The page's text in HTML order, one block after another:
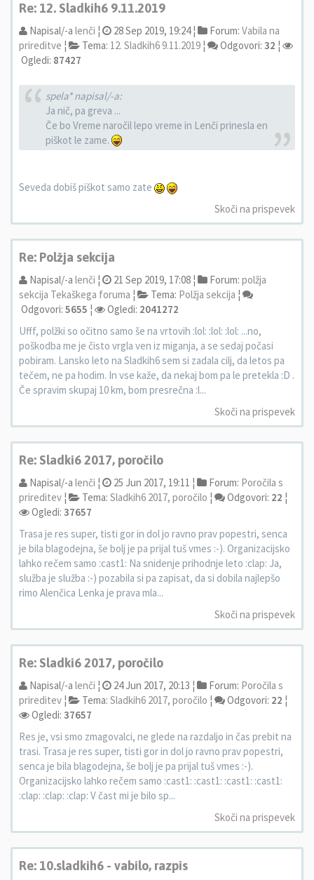
Re: 12. Sladkih6 9.11.2019
Napisal/-a lenči ¦ 28 Sep 2019, 19:24 ¦ Forum: Vabila na
prireditve ¦ Tema: 12. Sladkih6 9.11.2019 ¦ Odgovori: 32 ¦
Ogledi: 87427
spela* napisal/-a:
Ja nič, pa greva ...
Če bo Vreme naročil lepo vreme in Lenči prinesla en
piškot le zame.
Seveda dobiš piškot samo zate
Skoči na prispevek
Re: Polžja sekcija
Napisal/-a lenči ¦ 21 Sep 2019, 17:08 ¦ Forum: polžja
sekcija Tekaškega foruma ¦ Tema: Polžja sekcija ¦
Odgovori: 5655 ¦ Ogledi: 2041272
Ufff, polžki so očitno samo še na vrtovih :lol: :lol: :lol: ...no,
poškodba me je čisto vrgla ven iz miganja, a se sedaj počasi
pobiram. Lansko leto na Sladkih6 sem si zadala cilj, da letos pa
tečem, ne pa hodim. In vse kaže, da nekaj bom pa le pretekla :D .
Če spravim skupaj 10 km, bom presrečna :l...
Skoči na prispevek
Re: Sladki6 2017, poročilo
Napisal/-a lenči ¦ 25 Jun 2017, 19:11 ¦ Forum: Poročila s
prireditev ¦ Tema: Sladkih6 2017, poročilo ¦ Odgovori: 22 ¦
Ogledi: 37657
Trasa je res super, tisti gor in dol jo ravno prav popestri, senca
je bila blagodejna, še bolj je pa prijal tuš vmes :-). Organizacijsko
lahko rečem samo :cast1: Na snidenje prihodnje leto :clap: Ja,
služba je služba :-) pozabila si pa zapisat, da si dobila najlepšo
rimo Alenčica Lenka je prava mla...
Skoči na prispevek
Re: Sladki6 2017, poročilo
Napisal/-a lenči ¦ 24 Jun 2017, 20:13 ¦ Forum: Poročila s
prireditev ¦ Tema: Sladkih6 2017, poročilo ¦ Odgovori: 22 ¦
Ogledi: 37657
Res je, vsi smo zmagovalci, ne glede na razdaljo in čas prebit na
trasi. Trasa je res super, tisti gor in dol jo ravno prav popestri,
senca je bila blagodejna, še bolj je pa prijal tuš vmes :-).
Organizacijsko lahko rečem samo :cast1: :cast1: :cast1: :cast1:
:clap: :clap: :clap: V čast mi je bilo sp...
Skoči na prispevek
Re: 10.sladkih6 - vabilo, razpis